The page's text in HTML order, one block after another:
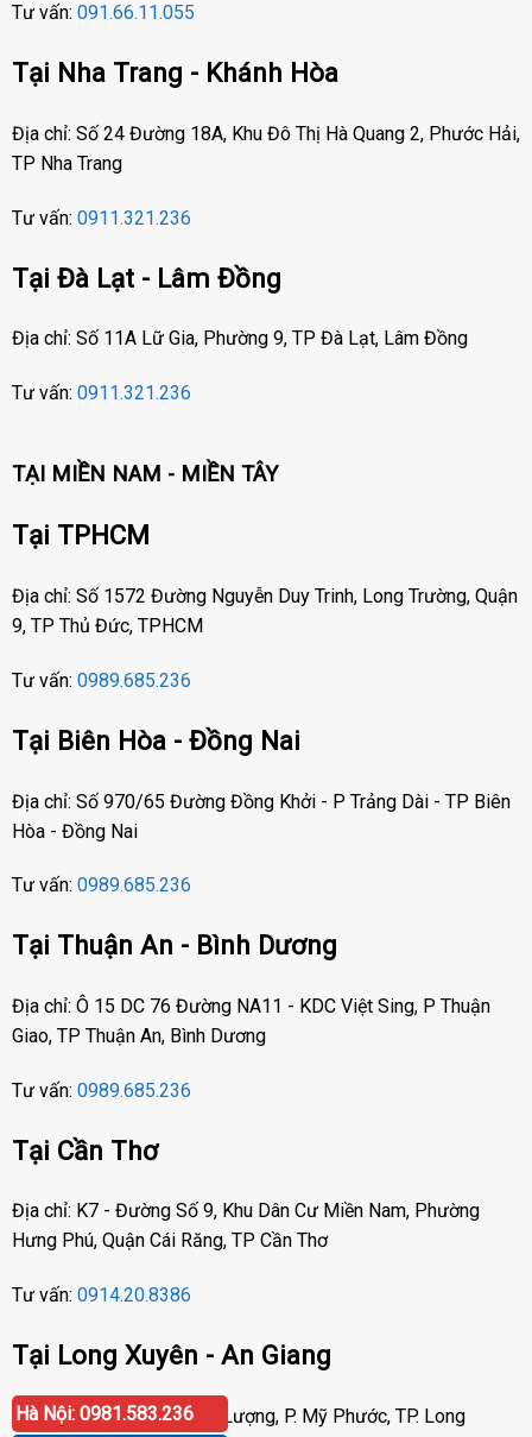
Tư vấn: 091.66.11.055
Tại Nha Trang - Khánh Hòa
Địa chỉ: Số 24 Đường 18A, Khu Đô Thị Hà Quang 2, Phước Hải,
TP Nha Trang
Tư vấn: 0911.321.236
Tại Đà Lạt - Lâm Đồng
Địa chỉ: Số 11A Lữ Gia, Phường 9, TP Đà Lạt, Lâm Đồng
Tư vấn: 0911.321.236
TẠI MIỀN NAM - MIỀN TÂY
Tại TPHCM
Địa chỉ: Số 1572 Đường Nguyễn Duy Trinh, Long Trường, Quận
9, TP Thủ Đức, TPHCM
Tư vấn: 0989.685.236
Tại Biên Hòa - Đồng Nai
Địa chỉ: Số 970/65 Đường Đồng Khởi - P Trảng Dài - TP Biên
Hòa - Đồng Nai
Tư vấn: 0989.685.236
Tại Thuận An - Bình Dương
Địa chỉ: Ô 15 DC 76 Đường NA11 - KDC Việt Sing, P Thuận
Giao, TP Thuận An, Bình Dương
Tư vấn: 0989.685.236
Tại Cần Thơ
Địa chỉ: K7 - Đường Số 9, Khu Dân Cư Miền Nam, Phường
Hưng Phú, Quận Cái Răng, TP Cần Thơ
Tư vấn: 0914.20.8386
Tại Long Xuyên - An Giang
Địa chỉ: Số 417 Phạm Cự Lượng, P. Mỹ Phước, TP. Long
Hà Nội: 0981.583.236